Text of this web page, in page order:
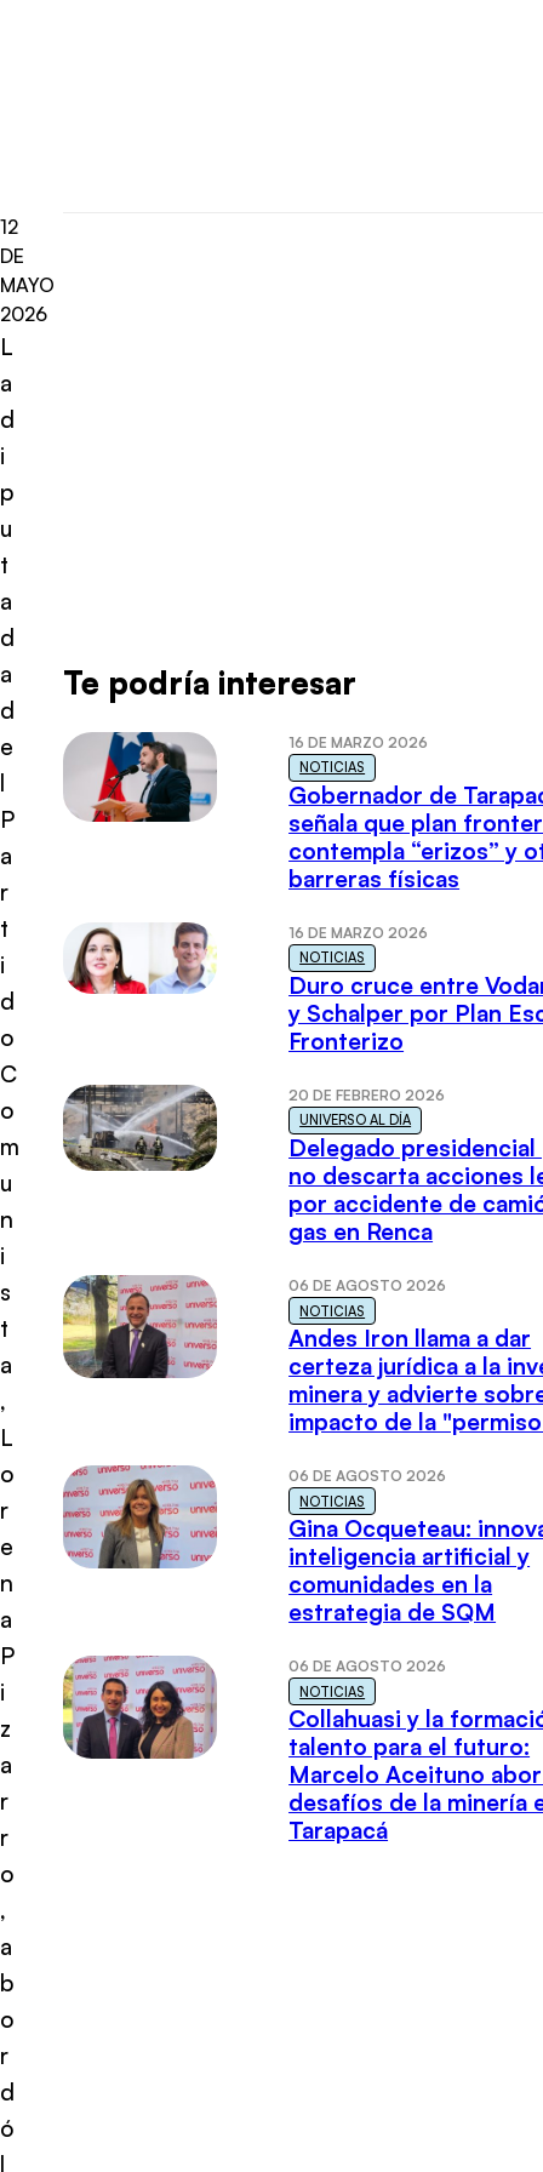
12
DE
MAYO
2026
L
a
d
i
p
u
t
a
d
a
d
e
l
P
a
r
t
i
d
o
C
o
m
u
n
i
s
t
a
,
L
o
r
e
n
a
P
i
z
a
r
r
o
,
a
b
o
r
d
ó
l
Te podría interesar
16 DE MARZO 2026
NOTICIAS
Gobernador de
señala que plan
contempla “erizos” y
barreras físicas
16 DE MARZO 2026
NOTICIAS
Duro cruce entre
y Schalper por Plan
Fronterizo
20 DE FEBRERO 2026
UNIVERSO AL DÍA
Delegado presidencial
no descarta acciones
por accidente de
gas en Renca
06 DE AGOSTO 2026
NOTICIAS
Andes Iron llama a dar
certeza jurídica a la
minera y advierte
impacto de la
06 DE AGOSTO 2026
NOTICIAS
Gina Ocqueteau:
inteligencia artificial y
comunidades en la
estrategia de SQM
06 DE AGOSTO 2026
NOTICIAS
Collahuasi y la
talento para el futuro:
Marcelo Aceituno
desafíos de la minería
Tarapacá